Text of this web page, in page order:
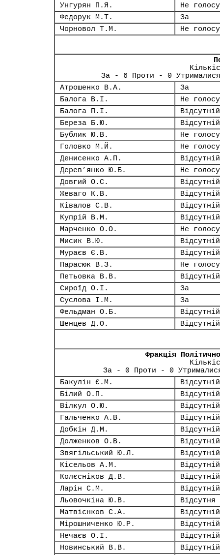
Унгурян П.Я.
Не
Федорук М.Т.
За
Чорновол Т.М.
Не
За - 6 Проти - 0
Атрошенко В.А.
За
Балога В.І.
Не
Балога П.І.
Відсутній
Береза Б.Ю.
Відсутній
Бублик Ю.В.
Не
Головко М.Й.
Не
Денисенко А.П.
Відсутній
Дерев’янко Ю.Б.
Не
Довгий О.С.
Відсутній
Жеваго К.В.
Відсутній
Ківалов С.В.
Відсутній
Купрій В.М.
Відсутній
Марченко О.О.
Не
Мисик В.Ю.
Відсутній
Мураєв Є.В.
Відсутній
Парасюк В.З.
Не
Петьовка В.В.
Відсутній
Сироїд О.І.
За
Суслова І.М.
За
Фельдман О.Б.
Відсутній
Шенцев Д.О.
Відсутній
Фракція
За - 0 Проти - 0
Бакулін Є.М.
Відсутній
Білий О.П.
Відсутній
Вілкул О.Ю.
Відсутній
Гальченко А.В.
Відсутній
Добкін Д.М.
Відсутній
Долженков О.В.
Відсутній
Звягільський Ю.Л.
Відсутній
Кісельов А.М.
Відсутній
Колєсніков Д.В.
Відсутній
Ларін С.М.
Відсутній
Льовочкіна Ю.В.
Відсутня
Матвієнков С.А.
Відсутній
Мірошниченко Ю.Р.
Відсутній
Нечаєв О.І.
Відсутній
Новинський В.В.
Відсутній